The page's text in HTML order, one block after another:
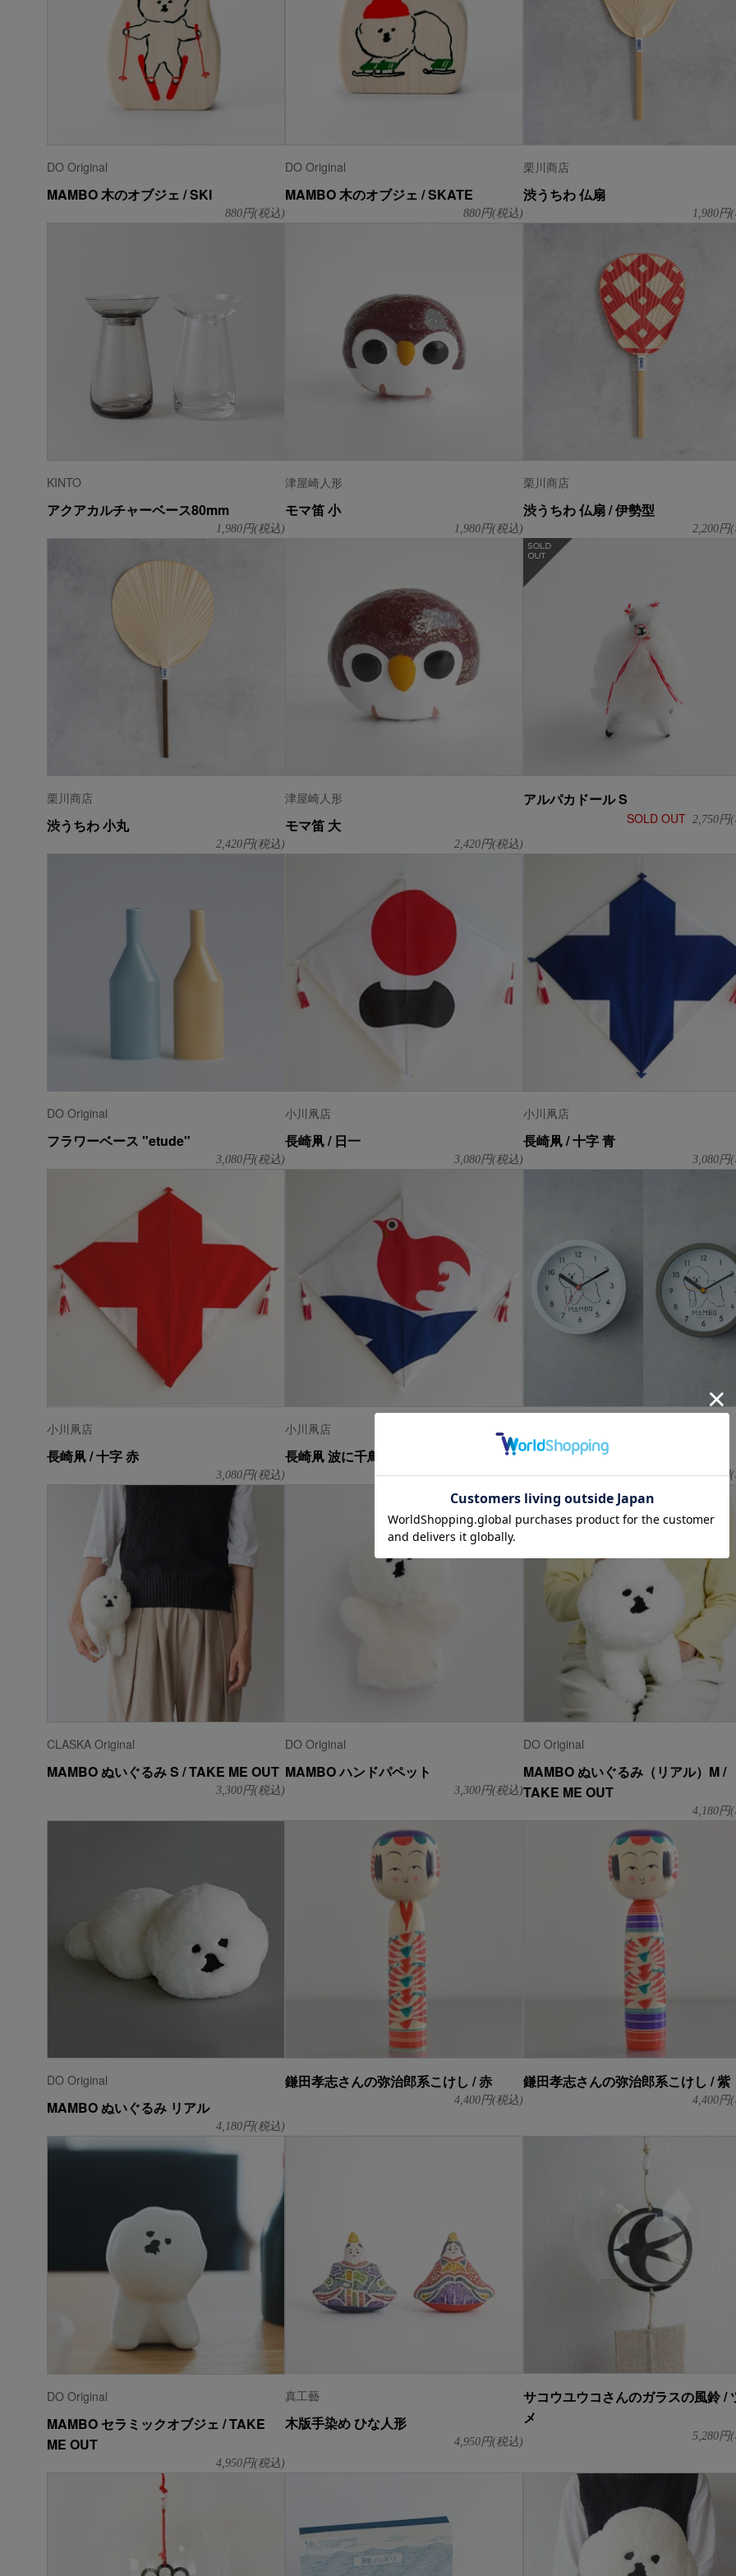
DO Original
MAMBO 木のオブジェ / SKI
880円(税込)
DO Original
MAMBO 木のオブジェ / SKATE
880円(税込)
栗川商店
渋うちわ 仏扇
1,980円
KINTO
アクアカルチャーベース80mm
1,980円(税込)
津屋崎人形
モマ笛 小
1,980円(税込)
栗川商店
渋うちわ 仏扇 / 伊勢型
2,200円
栗川商店
渋うちわ 小丸
2,420円(税込)
津屋崎人形
モマ笛 大
2,420円(税込)
アルパカドール S
SOLD OUT 2,750円
DO Original
フラワーベース "etude"
3,080円(税込)
小川凧店
長崎凧 / 日一
3,080円(税込)
小川凧店
長崎凧 / 十字 青
3,080円
小川凧店
長崎凧 / 十字 赤
3,080円(税込)
小川凧店
長崎凧 波に千鳥
3,080円(税込)
MAMBO CLOCK / 置掛兼用
3,300円
CLASKA Original
MAMBO ぬいぐるみ S / TAKE ME OUT
3,300円(税込)
DO Original
MAMBO ハンドパペット
3,300円(税込)
DO Original
MAMBO ぬいぐるみ（リアル）M /
TAKE ME OUT
4,180円
DO Original
MAMBO ぬいぐるみ リアル
4,180円(税込)
鎌田孝志さんの弥治郎系こけし / 赤
4,400円(税込)
鎌田孝志さんの弥治郎系こけし / 紫
4,400円
DO Original
MAMBO セラミックオブジェ / TAKE
ME OUT
4,950円(税込)
真工藝
木版手染め ひな人形
4,950円(税込)
サコウユウコさんのガラスの風鈴 /
メ
5,280円